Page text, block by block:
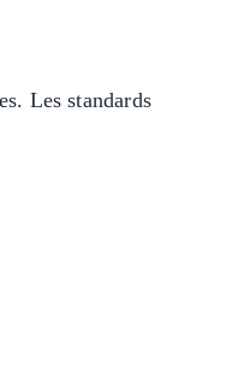
Les standards